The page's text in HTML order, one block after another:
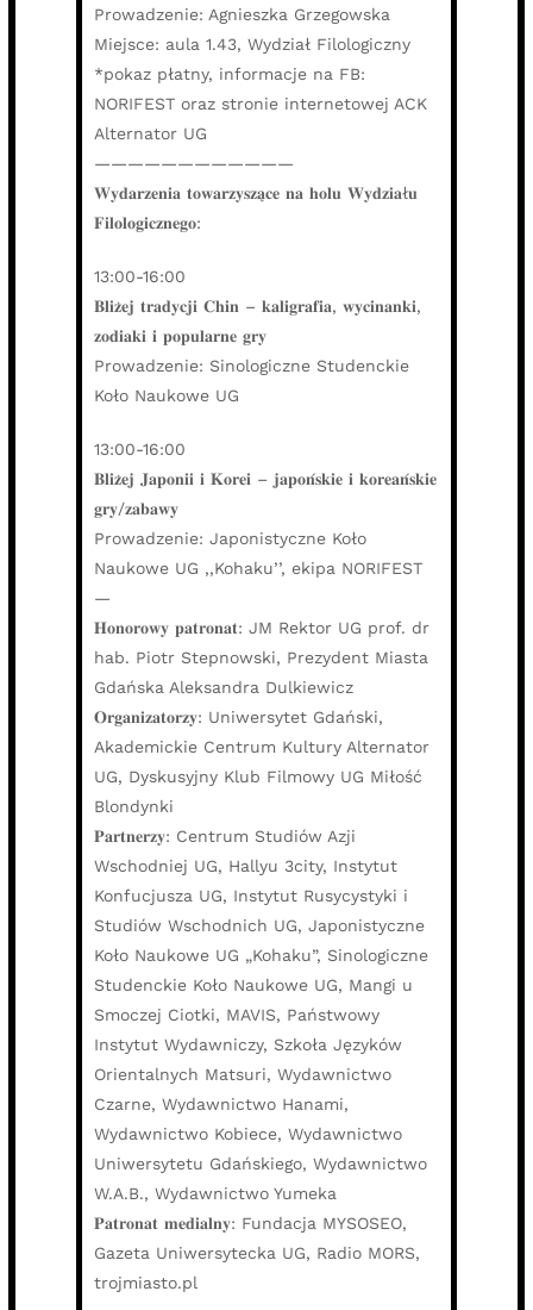
Prowadzenie: Agnieszka Grzegowska
Miejsce: aula 1.43, Wydział Filologiczny
*pokaz płatny, informacje na FB:
NORIFEST oraz stronie internetowej ACK
Alternator UG
————————————
𝐖𝐲𝐝𝐚𝐫𝐳𝐞𝐧𝐢𝐚 𝐭𝐨𝐰𝐚𝐫𝐳𝐲𝐬𝐳𝐚̨𝐜𝐞 𝐧𝐚 𝐡𝐨𝐥𝐮 𝐖𝐲𝐝𝐳𝐢𝐚ł𝐮
𝐅𝐢𝐥𝐨𝐥𝐨𝐠𝐢𝐜𝐳𝐧𝐞𝐠𝐨:
13:00-16:00
𝐁𝐥𝐢𝐳̇𝐞𝐣 𝐭𝐫𝐚𝐝𝐲𝐜𝐣𝐢 𝐂𝐡𝐢𝐧 – 𝐤𝐚𝐥𝐢𝐠𝐫𝐚𝐟𝐢𝐚, 𝐰𝐲𝐜𝐢𝐧𝐚𝐧𝐤𝐢,
𝐳𝐨𝐝𝐢𝐚𝐤𝐢 𝐢 𝐩𝐨𝐩𝐮𝐥𝐚𝐫𝐧𝐞 𝐠𝐫𝐲
Prowadzenie: Sinologiczne Studenckie
Koło Naukowe UG
13:00-16:00
𝐁𝐥𝐢𝐳̇𝐞𝐣 𝐉𝐚𝐩𝐨𝐧𝐢𝐢 𝐢 𝐊𝐨𝐫𝐞𝐢 – 𝐣𝐚𝐩𝐨𝐧́𝐬𝐤𝐢𝐞 𝐢 𝐤𝐨𝐫𝐞𝐚𝐧́𝐬𝐤𝐢𝐞
𝐠𝐫𝐲/𝐳𝐚𝐛𝐚𝐰𝐲
Prowadzenie: Japonistyczne Koło
Naukowe UG ,,Kohaku’’, ekipa NORIFEST
—
𝐇𝐨𝐧𝐨𝐫𝐨𝐰𝐲 𝐩𝐚𝐭𝐫𝐨𝐧𝐚𝐭: JM Rektor UG prof. dr
hab. Piotr Stepnowski, Prezydent Miasta
Gdańska Aleksandra Dulkiewicz
𝐎𝐫𝐠𝐚𝐧𝐢𝐳𝐚𝐭𝐨𝐫𝐳𝐲: Uniwersytet Gdański,
Akademickie Centrum Kultury Alternator
UG, Dyskusyjny Klub Filmowy UG Miłość
Blondynki
𝐏𝐚𝐫𝐭𝐧𝐞𝐫𝐳𝐲: Centrum Studiów Azji
Wschodniej UG, Hallyu 3city, Instytut
Konfucjusza UG, Instytut Rusycystyki i
Studiów Wschodnich UG, Japonistyczne
Koło Naukowe UG „Kohaku”, Sinologiczne
Studenckie Koło Naukowe UG, Mangi u
Smoczej Ciotki, MAVIS, Państwowy
Instytut Wydawniczy, Szkoła Języków
Orientalnych Matsuri, Wydawnictwo
Czarne, Wydawnictwo Hanami,
Wydawnictwo Kobiece, Wydawnictwo
Uniwersytetu Gdańskiego, Wydawnictwo
W.A.B., Wydawnictwo Yumeka
𝐏𝐚𝐭𝐫𝐨𝐧𝐚𝐭 𝐦𝐞𝐝𝐢𝐚𝐥𝐧𝐲: Fundacja MYSOSEO,
Gazeta Uniwersytecka UG, Radio MORS,
trojmiasto.pl